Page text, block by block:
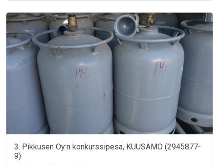
3. Pikkusen Oy:n konkurssipesä, KUUSAMO (2945877-
9)